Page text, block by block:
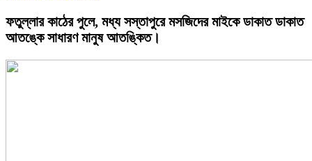
ফতুল্লার কাঠের পুলে, মধ্য সস্তাপুরে মসজিদের মাইকে ডাকাত ডাকাত
আতঙ্কে সাধারণ মানুষ আতঙ্কিত।